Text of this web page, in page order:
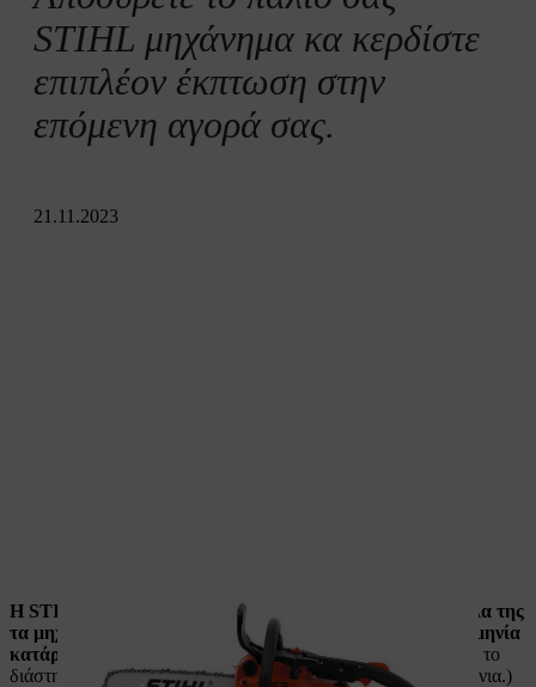
STIHL μηχάνημα κα κερδίστε
επιπλέον έκπτωση στην
επόμενη αγορά σας.
21.11.2023
Η STIHL δεσμεύεται ότι θα διαθέτει ανταλλακτικά για όλα της
τα μηχανήματα για τουλάχιστον 10 χρόνια από την ημερομηνία
κατάργησης του μοντέλου.
(Στην πράξη έχουμε δει ότι αυτό το
διάστημα για πολλά μοντέλα υπερβαίνει κατά πολύ τα 10 χρόνια.)